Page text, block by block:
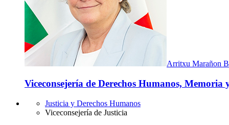
Arritxu Marañon
Viceconsejería de Derechos Humanos, Memoria
Justicia y Derechos Humanos
Viceconsejería de Justicia